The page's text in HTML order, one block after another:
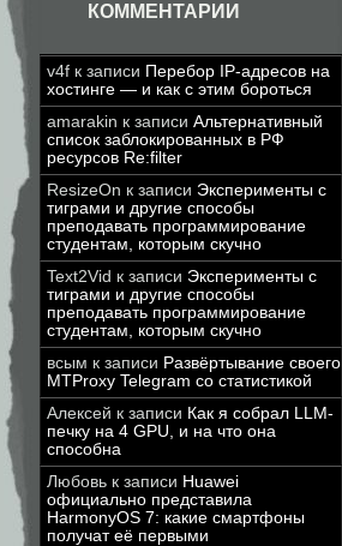
КОММЕНТАРИИ
v4f к записи Перебор IP-адресов на
хостинге — и как с этим бороться
amarakin к записи Альтернативный
список заблокированных в РФ
ресурсов Re:filter
ResizeOn к записи Эксперименты с
тиграми и другие способы
преподавать программирование
студентам, которым скучно
Text2Vid к записи Эксперименты с
тиграми и другие способы
преподавать программирование
студентам, которым скучно
всым к записи Развёртывание своего
MTProxy Telegram со статистикой
Алексей к записи Как я собрал LLM-
печку на 4 GPU, и на что она
способна
Любовь к записи Huawei
официально представила
HarmonyOS 7: какие смартфоны
получат её первыми